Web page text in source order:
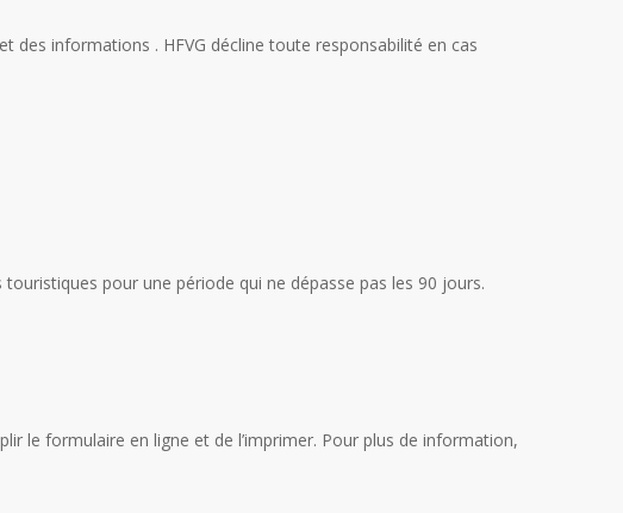
des informations . HFVG décline toute responsabilité en cas
pour une période qui ne dépasse pas les 90 jours.
le formulaire en ligne et de l’imprimer. Pour plus de information,